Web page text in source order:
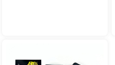
trường đã được rất nhiều